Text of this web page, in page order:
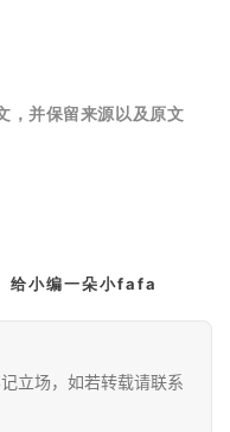
，并保留来源以及原文
给小编一朵小fafa
立场，如若转载请联系